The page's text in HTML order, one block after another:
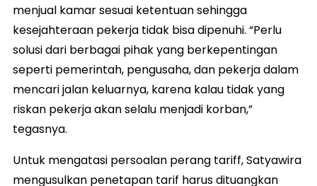
menjual kamar sesuai ketentuan sehingga
kesejahteraan pekerja tidak bisa dipenuhi. “Perlu
solusi dari berbagai pihak yang berkepentingan
seperti pemerintah, pengusaha, dan pekerja dalam
mencari jalan keluarnya, karena kalau tidak yang
riskan pekerja akan selalu menjadi korban,”
tegasnya.
Untuk mengatasi persoalan perang tariff, Satyawira
mengusulkan penetapan tarif harus dituangkan